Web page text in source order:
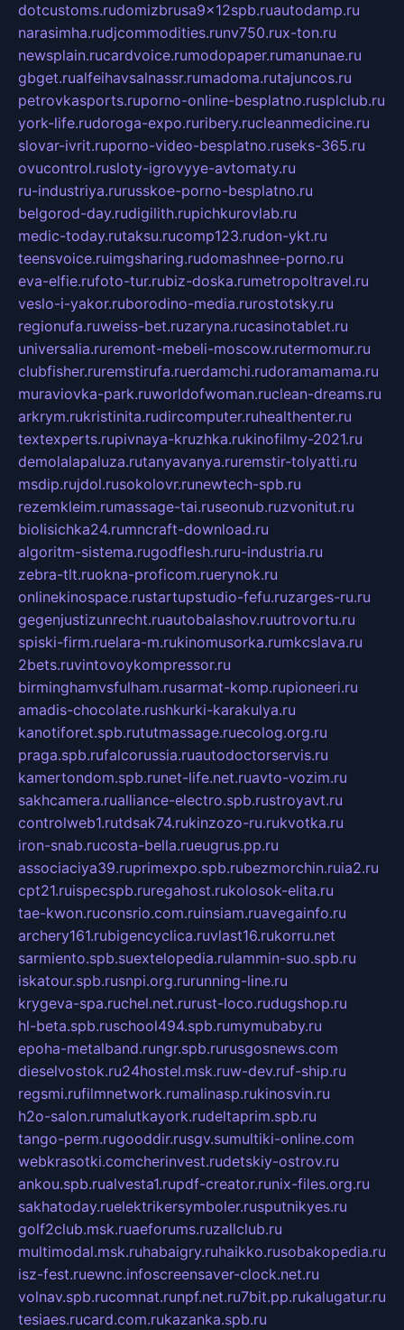
dotcustoms.rudomizbrusa9x12spb.ruautodamp.ru
narasimha.rudjcommodities.runv750.rux-ton.ru
newsplain.rucardvoice.rumodopaper.rumanunae.ru
gbget.rualfeihavsalnassr.rumadoma.rutajuncos.ru
petrovkasports.ruporno-online-besplatno.rusplclub.ru
york-life.rudoroga-expo.ruribery.rucleanmedicine.ru
slovar-ivrit.ruporno-video-besplatno.ruseks-365.ru
ovucontrol.rusloty-igrovyye-avtomaty.ru
ru-industriya.rurusskoe-porno-besplatno.ru
belgorod-day.rudigilith.rupichkurovlab.ru
medic-today.rutaksu.rucomp123.rudon-ykt.ru
teensvoice.ruimgsharing.rudomashnee-porno.ru
eva-elfie.rufoto-tur.rubiz-doska.rumetropoltravel.ru
veslo-i-yakor.ruborodino-media.rurostotsky.ru
regionufa.ruweiss-bet.ruzaryna.rucasinotablet.ru
universalia.ruremont-mebeli-moscow.rutermomur.ru
clubfisher.ruremstirufa.ruerdamchi.rudoramamama.ru
muraviovka-park.ruworldofwoman.ruclean-dreams.ru
arkrym.rukristinita.rudircomputer.ruhealthenter.ru
textexperts.rupivnaya-kruzhka.rukinofilmy-2021.ru
demolalapaluza.rutanyavanya.ruremstir-tolyatti.ru
msdip.rujdol.rusokolovr.runewtech-spb.ru
rezemkleim.rumassage-tai.ruseonub.ruzvonitut.ru
biolisichka24.rumncraft-download.ru
algoritm-sistema.rugodflesh.ruru-industria.ru
zebra-tlt.ruokna-proficom.ruerynok.ru
onlinekinospace.rustartupstudio-fefu.ruzarges-ru.ru
gegenjustizunrecht.ruautobalashov.ruutrovortu.ru
spiski-firm.ruelara-m.rukinomusorka.rumkcslava.ru
2bets.ruvintovoykompressor.ru
birminghamvsfulham.rusarmat-komp.rupioneeri.ru
amadis-chocolate.rushkurki-karakulya.ru
kanotiforet.spb.rututmassage.ruecolog.org.ru
praga.spb.rufalcorussia.ruautodoctorservis.ru
kamertondom.spb.runet-life.net.ruavto-vozim.ru
sakhcamera.rualliance-electro.spb.rustroyavt.ru
controlweb1.rutdsak74.rukinzozo-ru.rukvotka.ru
iron-snab.rucosta-bella.rueugrus.pp.ru
associaciya39.ruprimexpo.spb.rubezmorchin.ruia2.ru
cpt21.ruispecspb.ruregahost.rukolosok-elita.ru
tae-kwon.ruconsrio.com.ruinsiam.ruavegainfo.ru
archery161.rubigencyclica.ruvlast16.rukorru.net
sarmiento.spb.suextelopedia.rulammin-suo.spb.ru
iskatour.spb.rusnpi.org.rurunning-line.ru
krygeva-spa.ruchel.net.rurust-loco.rudugshop.ru
hl-beta.spb.ruschool494.spb.rumymubaby.ru
epoha-metalband.rungr.spb.rurusgosnews.com
dieselvostok.ru24hostel.msk.ruw-dev.ruf-ship.ru
regsmi.rufilmnetwork.rumalinasp.rukinosvin.ru
h2o-salon.rumalutkayork.rudeltaprim.spb.ru
tango-perm.rugooddir.rusgv.sumultiki-online.com
webkrasotki.comcherinvest.rudetskiy-ostrov.ru
ankou.spb.rualvesta1.rupdf-creator.runix-files.org.ru
sakhatoday.ruelektrikersymboler.rusputnikyes.ru
golf2club.msk.ruaeforums.ruzallclub.ru
multimodal.msk.ruhabaigry.ruhaikko.rusobakopedia.ru
isz-fest.ruewnc.infoscreensaver-clock.net.ru
volnav.spb.rucomnat.runpf.net.ru7bit.pp.rukalugatur.ru
tesiaes.rucard.com.rukazanka.spb.ru